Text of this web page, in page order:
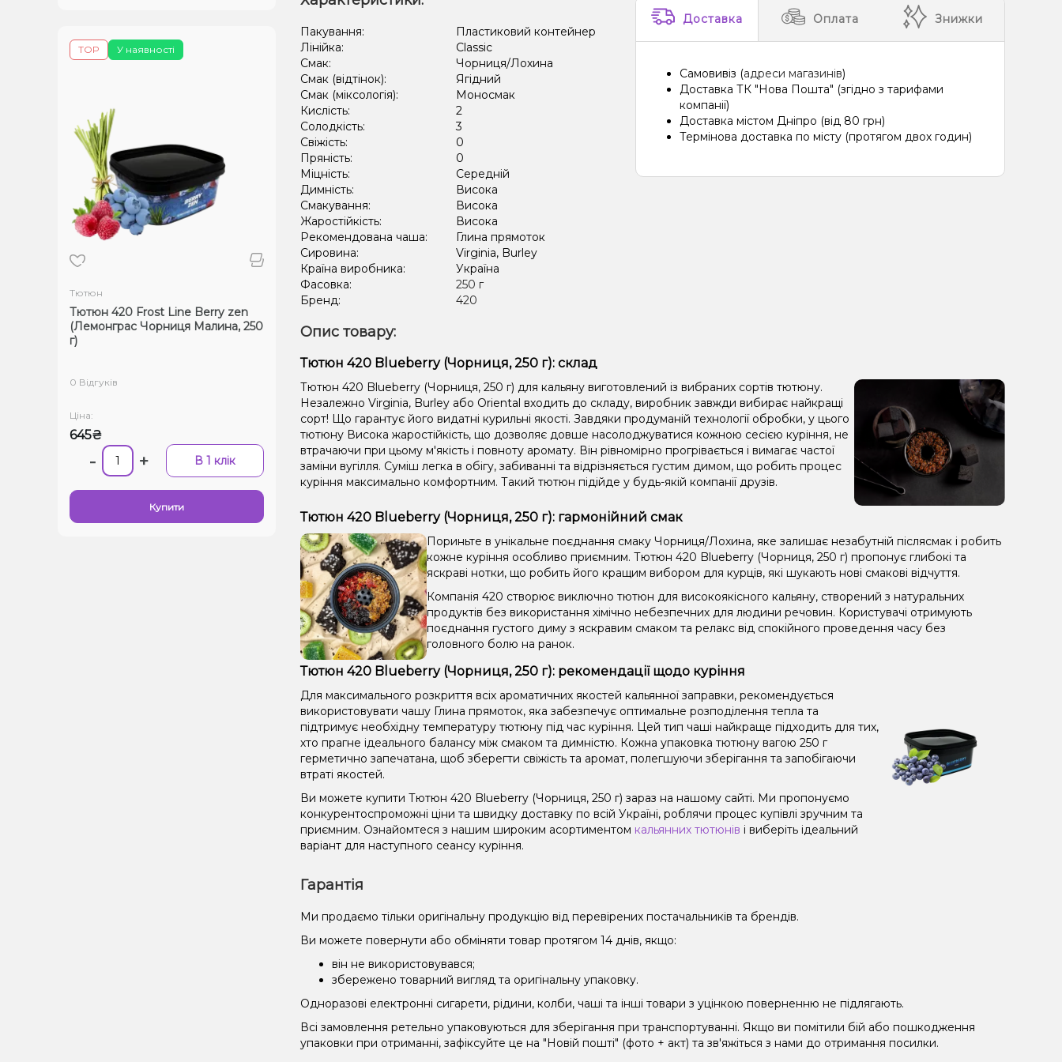
У наявності
TOP
Тютюн
Тютюн 420 Frost Line Berry zen
(Лемонграс Чорниця Малина, 250
г)
0 Відгуків
Ціна:
645₴
- + В 1 клік
Купити
Кактус, Ківі, Лайм, Лід/Холодок, Лимон
Лід/Холодок, Лемонграсс, Малина, Чорниця/Лохина
Лід/Холодок, Чорниця/Лохина
Виноград, Лайм, Лід/Холодок, Енергетик
Пакування:
Пластиковий контейнер
Лінійка:
Classic
Смак:
Чорниця/Лохина
Смак (відтінок):
Ягідний
Смак (міксологія):
Моносмак
Кислість:
2
Солодкість:
3
Свіжість:
0
Пряність:
0
Міцність:
Середній
Димність:
Висока
Смакування:
Висока
Жаростійкість:
Висока
Рекомендована чаша:
Глина прямоток
Сировина:
Virginia, Burley
Країна виробника:
Україна
Фасовка:
250 г
Бренд:
420
Доставка Оплата Знижки
Самовивіз (адреси магазинів)
Доставка ТК "Нова Пошта" (згідно з тарифами
компанії)
Доставка містом Дніпро (від 80 грн)
Термінова доставка по місту (протягом двох годин)
Опис товару:
Тютюн 420 Blueberry (Чорниця, 250 г): склад
Тютюн 420 Blueberry (Чорниця, 250 г) для кальяну виготовлений із вибраних сортів тютюну.
Незалежно Virginia, Burley або Oriental входить до складу, виробник завжди вибирає найкращі
сорт! Що гарантує його видатні курильні якості. Завдяки продуманій технології обробки, у цього
тютюну Висока жаростійкість, що дозволяє довше насолоджуватися кожною сесією куріння, не
втрачаючи при цьому м'якість і повноту аромату. Він рівномірно прогрівається і вимагає частої
заміни вугілля. Суміш легка в обігу, забиванні та відрізняється густим димом, що робить процес
куріння максимально комфортним. Такий тютюн підійде у будь-якій компанії друзів.
Тютюн 420 Blueberry (Чорниця, 250 г): гармонійний смак
Пориньте в унікальне поєднання смаку Чорниця/Лохина, яке залишає незабутній післясмак і робить
кожне куріння особливо приємним. Тютюн 420 Blueberry (Чорниця, 250 г) пропонує глибокі та
яскраві нотки, що робить його кращим вибором для курців, які шукають нові смакові відчуття.
Компанія 420 створює виключно тютюн для високоякісного кальяну, створений з натуральних
продуктів без використання хімічно небезпечних для людини речовин. Користувачі отримують
поєднання густого диму з яскравим смаком та релакс від спокійного проведення часу без
головного болю на ранок.
Тютюн 420 Blueberry (Чорниця, 250 г): рекомендації щодо куріння
Для максимального розкриття всіх ароматичних якостей кальянної заправки, рекомендується
використовувати чашу Глина прямоток, яка забезпечує оптимальне розподілення тепла та
підтримує необхідну температуру тютюну під час куріння. Цей тип чаші найкраще підходить для тих,
хто прагне ідеального балансу між смаком та димністю. Кожна упаковка тютюну вагою 250 г
герметично запечатана, щоб зберегти свіжість та аромат, полегшуючи зберігання та запобігаючи
втраті якостей.
Ви можете купити Тютюн 420 Blueberry (Чорниця, 250 г) зараз на нашому сайті. Ми пропонуємо
конкурентоспроможні ціни та швидку доставку по всій Україні, роблячи процес купівлі зручним та
приємним. Ознайомтеся з нашим широким асортиментом кальянних тютюнів і виберіть ідеальний
варіант для наступного сеансу куріння.
Гарантія
Ми продаємо тільки оригінальну продукцію від перевірених постачальників та брендів.
Ви можете повернути або обміняти товар протягом 14 днів, якщо:
він не використовувався;
збережено товарний вигляд та оригінальну упаковку.
Одноразові електронні сигарети, рідини, колби, чаші та інші товари з уцінкою поверненню не підлягають.
Всі замовлення ретельно упаковуються для зберігання при транспортуванні. Якщо ви помітили бій або пошкодження
упаковки при отриманні, зафіксуйте це на "Новій пошті" (фото + акт) та зв'яжіться з нами до отримання посилки.